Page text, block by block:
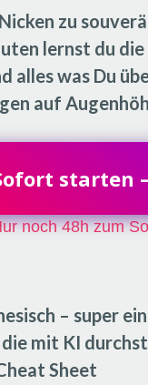
starten
zu
lernst du
alles was Du
auf
– super
die mit KI
Sheet
noch 48h zum